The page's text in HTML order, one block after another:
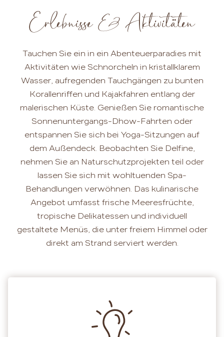
Erlebnisse & Aktivitäten
Tauchen Sie ein in ein Abenteuerparadies mit
Aktivitäten wie Schnorcheln in kristallklarem
Wasser, aufregenden Tauchgängen zu bunten
Korallenriffen und Kajakfahren entlang der
malerischen Küste. Genießen Sie romantische
Sonnenuntergangs-Dhow-Fahrten oder
entspannen Sie sich bei Yoga-Sitzungen auf
dem Außendeck. Beobachten Sie Delfine,
nehmen Sie an Naturschutzprojekten teil oder
lassen Sie sich mit wohltuenden Spa-
Behandlungen verwöhnen. Das kulinarische
Angebot umfasst frische Meeresfrüchte,
tropische Delikatessen und individuell
gestaltete Menüs, die unter freiem Himmel oder
direkt am Strand serviert werden.